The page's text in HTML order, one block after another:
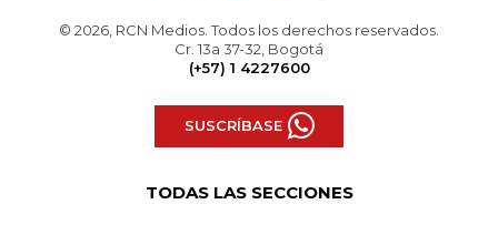
© 2026, RCN Medios. Todos los derechos reservados.
Cr. 13a 37-32, Bogotá
(+57) 1 4227600
SUSCRÍBASE
TODAS LAS SECCIONES